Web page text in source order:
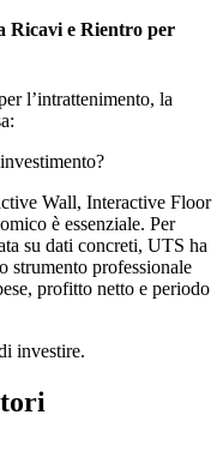
Ricavi e Rientro per
l’intrattenimento, la
Wall, Interactive Floor
è essenziale. Per
su dati concreti, UTS ha
professionale
profitto netto e periodo
investire.